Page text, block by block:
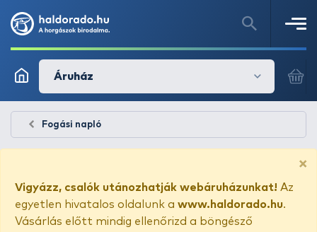
Áruház
Fogási napló
×
Vigyázz, csalók utánozhatják webáruházunkat! Az
egyetlen hivatalos oldalunk a www.haldorado.hu.
Vásárlás előtt mindig ellenőrizd a böngésző